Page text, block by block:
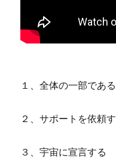
１、全体の一部であ
２、サポートを依頼
３、宇宙に宣言する